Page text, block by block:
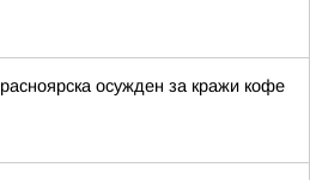
осужден за кражи кофе